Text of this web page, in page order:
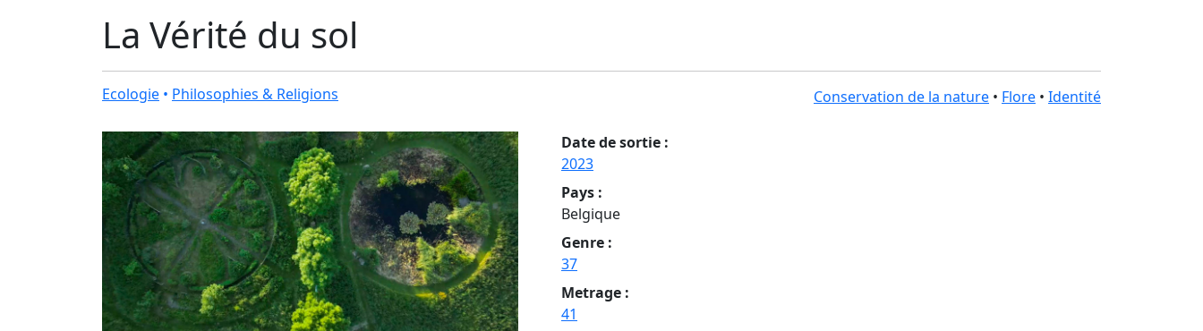
La Vérité du sol
Ecologie • Philosophies & Religions Conservation de la nature • Flore • Identité
Date de sortie :
2023
Pays :
Belgique
Genre :
37
Metrage :
41